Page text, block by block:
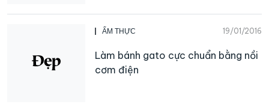
ẨM THỰC 19/01/2016
Làm bánh gato cực chuẩn bằng nồi
cơm điện